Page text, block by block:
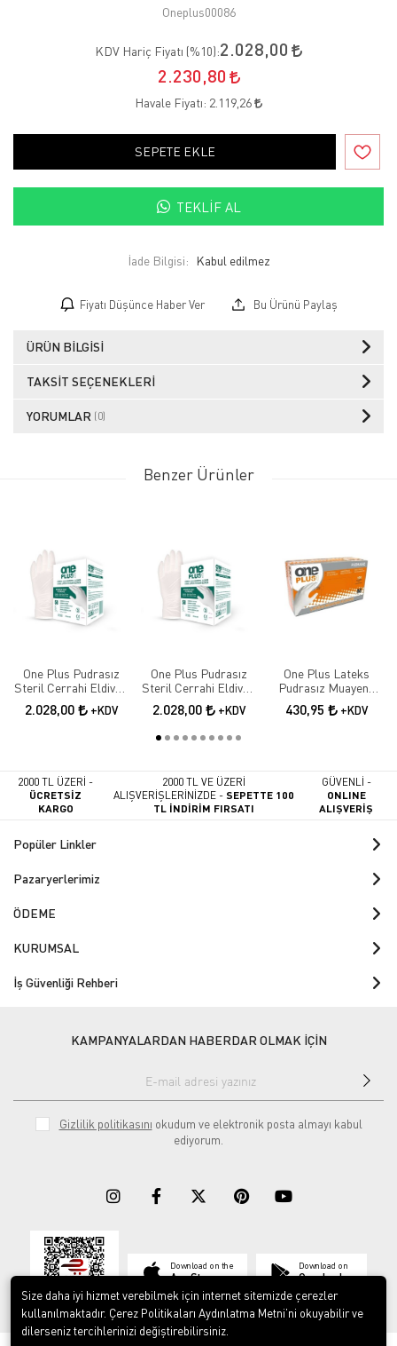
Oneplus00086
KDV Hariç Fiyatı (%10):2.028,00
2.230,80
Havale Fiyatı: 2.119,26
SEPETE EKLE
TEKLIF AL
İade Bilgisi:
Fiyatı Düşünce Haber Ver Bu Ürünü Paylaş
ÜRÜN BILGISI
TAKSIT SEÇENEKLERI
YORUMLAR (0)
Benzer Ürünler
One Plus Pudrasız
Steril Cerrahi Eldiven
7 Beden 50 Paket
2.028,00 +KDV
One Plus Pudrasız
Steril Cerrahi Eldiven
7.5 Beden 50 Paket
2.028,00 +KDV
One Plus Lateks
Pudrasız Muayene
Eldiveni 100 lü Paket -
Large
430,95 +KDV
2000 TL ÜZERİ -
ÜCRETSİZ
KARGO
2000 TL VE ÜZERİ
ALIŞVERİŞLERİNİZDE -SEPETTE 100
TL İNDİRİM FIRSATI
GÜVENLİ -
ONLINE
ALIŞVERİŞ
Popüler Linkler
Pazaryerlerimiz
ÖDEME
KURUMSAL
İş Güvenliği Rehberi
KAMPANYALARDAN HABERDAR OLMAK İÇİN
Gizlilik politikasını okudum ve elektronik posta almayı kabul
ediyorum.
Download on the
App Store
Download on
Google play
Size daha iyi hizmet verebilmek için internet sitemizde çerezler
kullanılmaktadır. Çerez Politikaları Aydınlatma Metni’ni okuyabilir ve
dilerseniz tercihlerinizi değiştirebilirsiniz.